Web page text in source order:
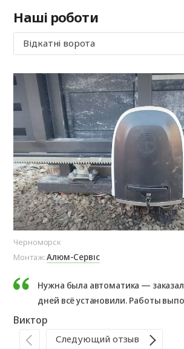
Наші роботи
Відкатні ворота
Черноморск
Монтаж:Алюм-Сервіс
Нужна была автоматика —
дней всё установили. Работы
Оборудование работает отлично.
Виктор
Следующий отзыв